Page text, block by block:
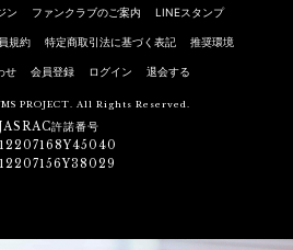
ン ファンクラブのご案内 LINEスタンプ
規約 特定商取引法に基づく表記 推奨環境
せ 会員登録 ログイン 退会する
PROJECT. All Rights Reserved.
JASRAC許諾番号